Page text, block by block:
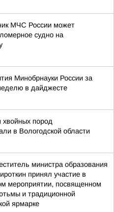
МЧС России может
судно на
Минобрнауки России за
в дайджесте
пород
в Вологодской области
министра образования
принял участие в
мероприятии, посвященном
и традиционной
ярмарке